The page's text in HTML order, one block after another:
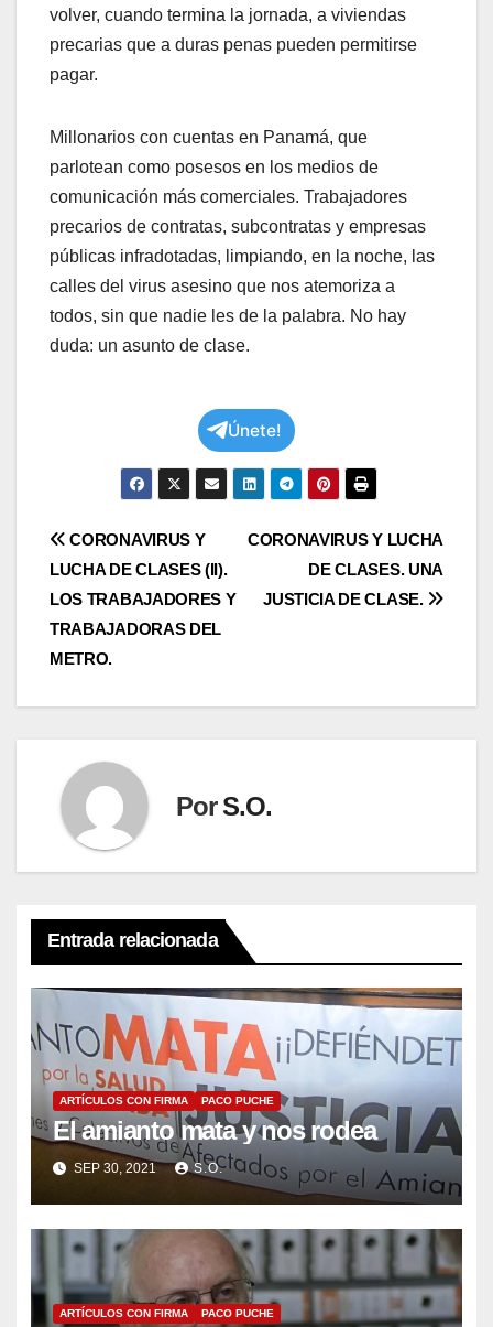
volver, cuando termina la jornada, a viviendas
precarias que a duras penas pueden permitirse
pagar.
Millonarios con cuentas en Panamá, que
parlotean como posesos en los medios de
comunicación más comerciales. Trabajadores
precarios de contratas, subcontratas y empresas
públicas infradotadas, limpiando, en la noche, las
calles del virus asesino que nos atemoriza a
todos, sin que nadie les de la palabra. No hay
duda: un asunto de clase.
Únete!
Navegación
de
entradas
CORONAVIRUS Y LUCHA
DE CLASES. UNA
JUSTICIA DE CLASE.
CORONAVIRUS Y
LUCHA DE CLASES (II).
LOS TRABAJADORES Y
TRABAJADORAS DEL
METRO.
PorS.O.
Entrada relacionada
ARTÍCULOS CON FIRMA PACO PUCHE
El amianto mata y nos rodea
SEP 30, 2021 S.O.
ARTÍCULOS CON FIRMA PACO PUCHE